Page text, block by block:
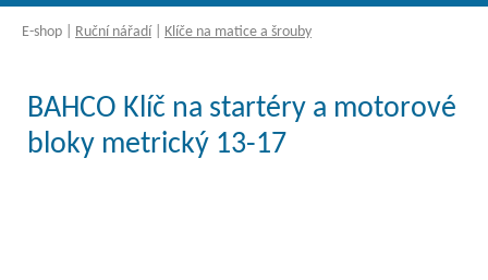
E-shop Ruční nářadí Klíče na matice a šrouby
BAHCO Klíč na startéry a motorové
bloky metrický 13-17